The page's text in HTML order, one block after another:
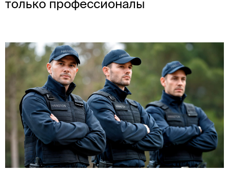
только профессионалы